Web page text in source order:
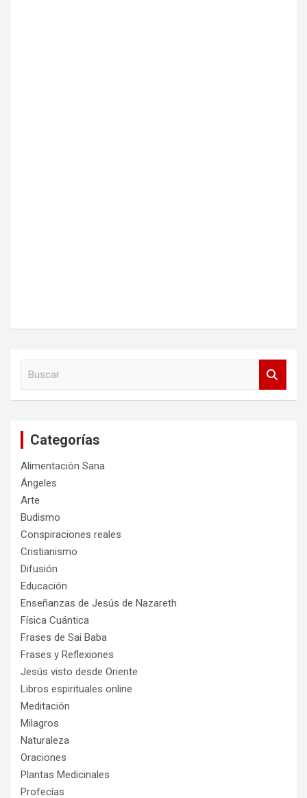
Categorías
Alimentación Sana
Ángeles
Arte
Budismo
Conspiraciones reales
Cristianismo
Difusión
Educación
Enseñanzas de Jesús de Nazareth
Física Cuántica
Frases de Sai Baba
Frases y Reflexiones
Jesús visto desde Oriente
Libros espirituales online
Meditación
Milagros
Naturaleza
Oraciones
Plantas Medicinales
Profecías